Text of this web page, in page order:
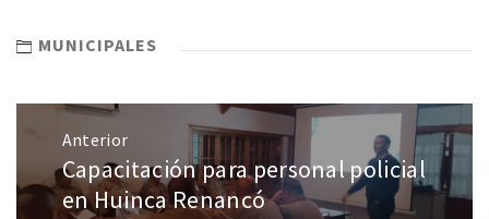
MUNICIPALES
Anterior
Capacitación para personal policial
en Huinca Renancó